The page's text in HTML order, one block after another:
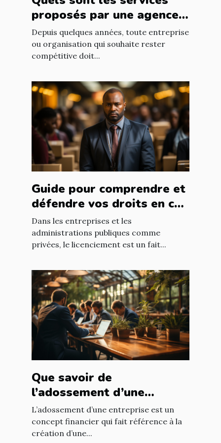
proposés par une agence
web ?
Depuis quelques années, toute entreprise
ou organisation qui souhaite rester
compétitive doit...
Guide pour comprendre et
défendre vos droits en cas
de licenciement abusif
Dans les entreprises et les
administrations publiques comme
privées, le licenciement est un fait...
Que savoir de
l’adossement d’une
entreprise ?
L’adossement d’une entreprise est un
concept financier qui fait référence à la
création d’une...